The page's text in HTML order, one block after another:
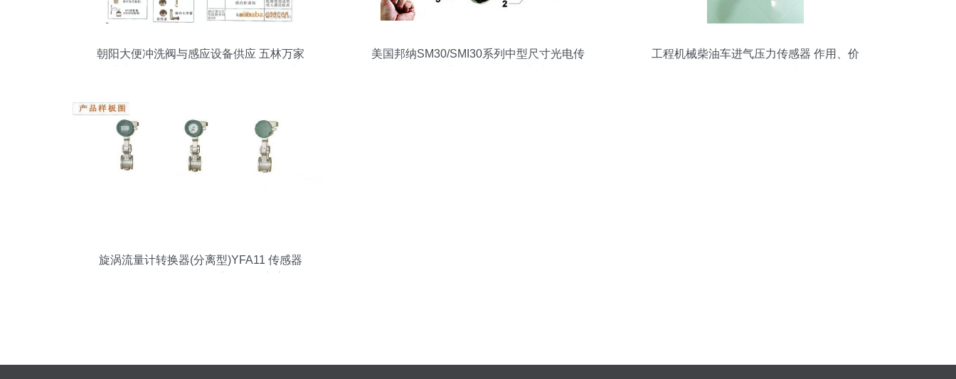
朝阳大便冲洗阀与感应设备供应 五林万家
美国邦纳SM30/SMI30系列中型尺寸光电传
工程机械柴油车进气压力传感器 作用、价
旋涡流量计转换器(分离型)YFA11 传感器